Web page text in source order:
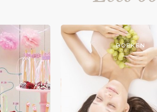
BOEKEN